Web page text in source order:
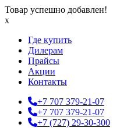
Товар успешно добавлен!
x
Где купить
Дилерам
Прайсы
Акции
Контакты
+7 707 379-21-07
+7 707 379-21-07
+7 (727) 29-30-300